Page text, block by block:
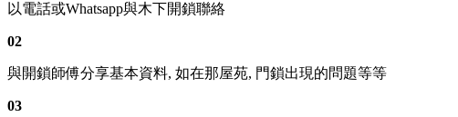
以電話或Whatsapp與木下開鎖聯絡
02
與開鎖師傅分享基本資料, 如在那屋苑, 門鎖出現的問題等等
03